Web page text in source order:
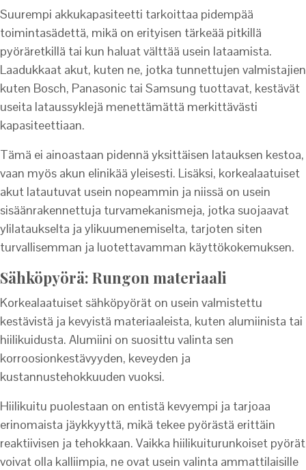
Suurempi akkukapasiteetti tarkoittaa pidempää
toimintasädettä, mikä on erityisen tärkeää pitkillä
pyöräretkillä tai kun haluat välttää usein lataamista.
Laadukkaat akut, kuten ne, jotka tunnettujen valmistajien
kuten Bosch, Panasonic tai Samsung tuottavat, kestävät
useita lataussyklejä menettämättä merkittävästi
kapasiteettiaan.
Tämä ei ainoastaan pidennä yksittäisen latauksen kestoa,
vaan myös akun elinikää yleisesti. Lisäksi, korkealaatuiset
akut latautuvat usein nopeammin ja niissä on usein
sisäänrakennettuja turvamekanismeja, jotka suojaavat
ylilataukselta ja ylikuumenemiselta, tarjoten siten
turvallisemman ja luotettavamman käyttökokemuksen.
Sähköpyörä: Rungon materiaali
Korkealaatuiset sähköpyörät on usein valmistettu
kestävistä ja kevyistä materiaaleista, kuten alumiinista tai
hiilikuidusta. Alumiini on suosittu valinta sen
korroosionkestävyyden, keveyden ja
kustannustehokkuuden vuoksi.
Hiilikuitu puolestaan on entistä kevyempi ja tarjoaa
erinomaista jäykkyyttä, mikä tekee pyörästä erittäin
reaktiivisen ja tehokkaan. Vaikka hiilikuiturunkoiset pyörät
voivat olla kalliimpia, ne ovat usein valinta ammattilaisille